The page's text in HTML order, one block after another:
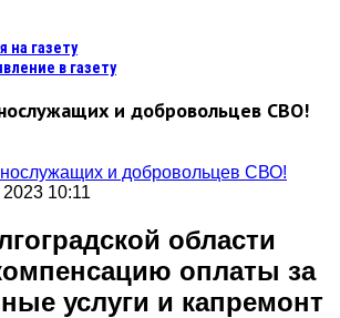
на газету
в газету
и добровольцев СВО!
10:11
области
оплаты за
услуги и капремонт